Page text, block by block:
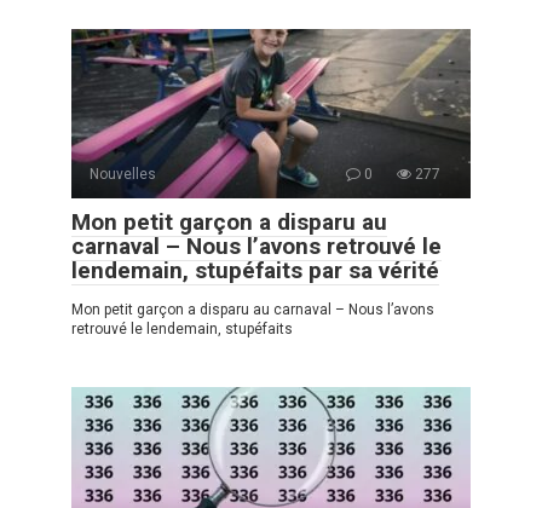
Nouvelles 0 277
Mon petit garçon a disparu au
carnaval – Nous l’avons retrouvé le
lendemain, stupéfaits par sa vérité
Mon petit garçon a disparu au carnaval – Nous l’avons
retrouvé le lendemain, stupéfaits